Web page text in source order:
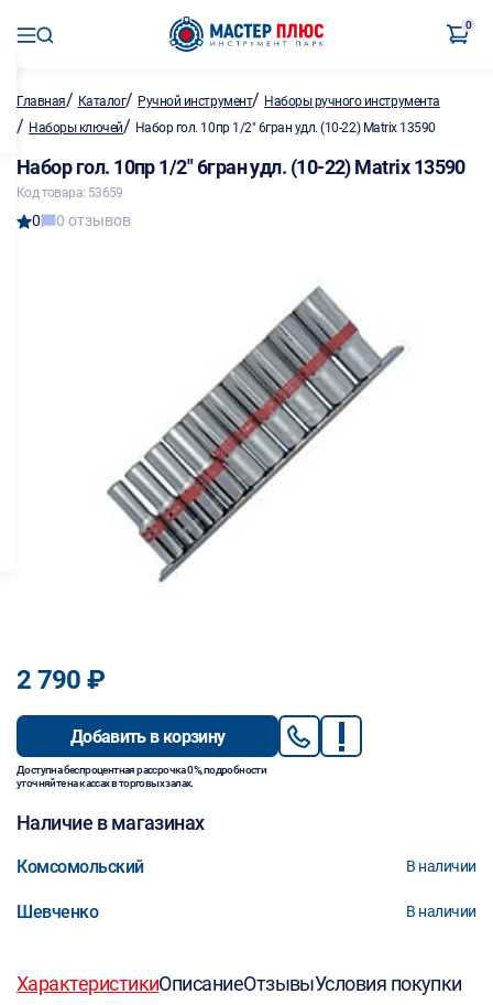
0
Главная/ Каталог/ Ручной инструмент/ Наборы ручного инструмента
/ Наборы ключей/ Набор гол. 10пр 1/2" 6гран удл. (10-22) Matrix 13590
Набор гол. 10пр 1/2" 6гран удл. (10-22) Matrix 13590
Код товара: 53659
0 0 отзывов
2 790 ₽
Добавить в корзину
Доступна беспроцентная рассрочка 0%, подробности
уточняйте на кассах в торговых залах.
Наличие в магазинах
Комсомольский В наличии
Шевченко В наличии
ХарактеристикиОписаниеОтзывыУсловия покупки